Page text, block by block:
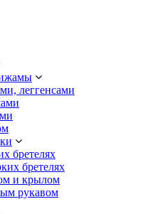
леггенсами
бретелях
бретелях
и крылом
рукавом